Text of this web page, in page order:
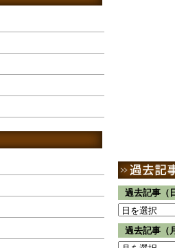
過去記事（
過去記事（